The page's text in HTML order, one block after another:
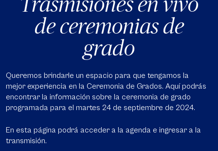
de ceremonias de
grado
Queremos brindarle un espacio para que tengamos la
mejor experiencia en la Ceremonia de Grados. Aquí podrás
encontrar la información sobre la ceremonia de grado
programada para el martes 24 de septiembre de 2024.
En esta página podrá acceder a la agenda e ingresar a la
transmisión.